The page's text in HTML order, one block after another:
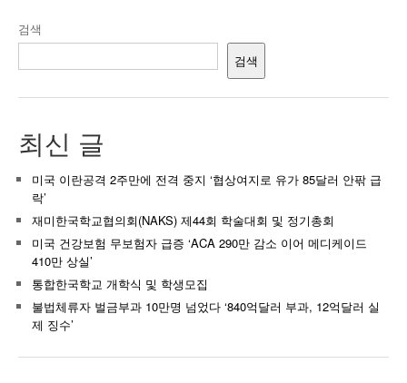
검색
검색
최신 글
미국 이란공격 2주만에 전격 중지 ‘협상여지로 유가 85달러 안팎 급
락’
재미한국학교협의회(NAKS) 제44회 학술대회 및 정기총회
미국 건강보험 무보험자 급증 ‘ACA 290만 감소 이어 메디케이드
410만 상실’
통합한국학교 개학식 및 학생모집
불법체류자 벌금부과 10만명 넘었다 ‘840억달러 부과, 12억달러 실
제 징수’